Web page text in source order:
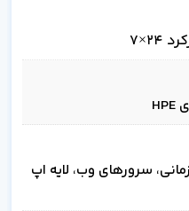
سرورهای وب، لایه اپ